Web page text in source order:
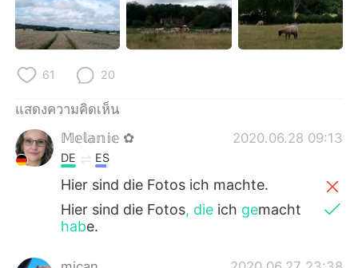
61 20
แสดงความคิดเห็น
𝕄𝕖𝕝𝕒𝕟𝕚𝕖 ✿
2020.06.28 09:13
DE ES
Hier sind die Fotos ich machte.
Hier sind die Fotos, die ich gemacht
habe.